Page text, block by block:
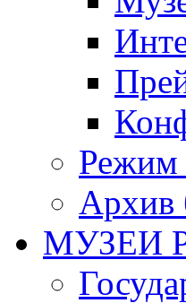
Режим
Архив
МУЗЕИ